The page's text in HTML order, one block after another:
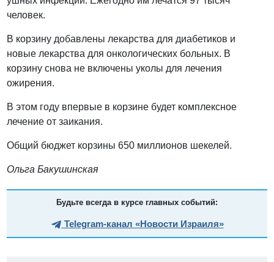
человек.
В корзину добавлены лекарства для диабетиков и
новые лекарства для онкологических больных. В
корзину снова не включены уколы для лечения
ожирения.
В этом году впервые в корзине будет комплексное
лечение от заикания.
Общий бюджет корзины 650 миллионов шекелей.
Ольга Бакушинская
Будьте всегда в курсе главных событий:
Telegram-канал «Новости Израиля»